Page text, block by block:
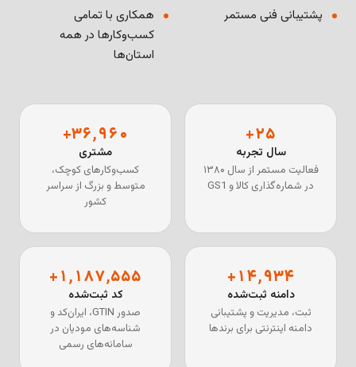
پشتیبانی فنی مستمر
همکاری با تمامی
کسب‌وکارها در همه
استان‌ها
+۲۵
سال تجربه
فعالیت مستمر از سال ۱۳۸۰
در شماره‌گذاری کالا و GS1
+۳۷٬۰۰۰
مشتری
کسب‌وکارهای کوچک،
متوسط و بزرگ از سراسر
کشور
+۱۵٬۰۰۰
دامنه ثبت‌شده
ثبت، مدیریت و پشتیبانی
دامنه اینترنتی برای برندها
+۱٬۲۰۰٬۰۰۰
کد ثبت‌شده
صدور GTIN، ایران‌کد و
شناسه‌های مودیان در
سامانه‌های رسمی